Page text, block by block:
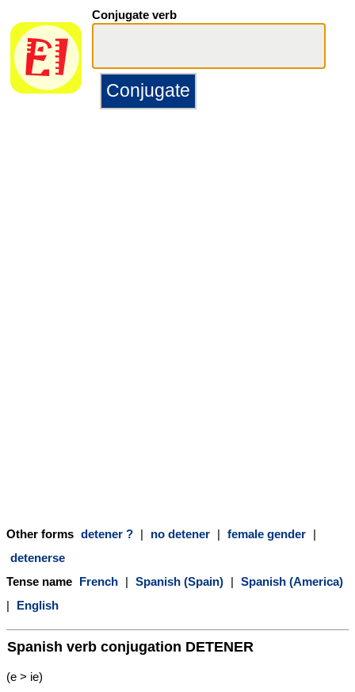
Conjugate verb
Other forms detener ? | no detener | female gender |
detenerse
Tense name French | Spanish (Spain) | Spanish (America)
|
English
Spanish verb conjugation DETENER
(e > ie)